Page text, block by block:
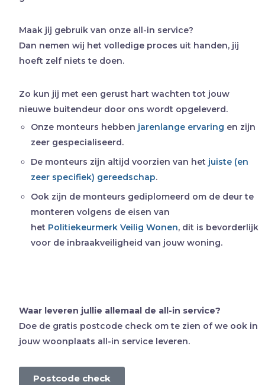
Maak jij gebruik van onze all-in service?
Dan nemen wij het volledige proces uit handen, jij
hoeft zelf niets te doen.
Zo kun jij met een gerust hart wachten tot jouw
nieuwe buitendeur door ons wordt opgeleverd.
Onze monteurs hebben jarenlange ervaring en zijn
zeer gespecialiseerd.
De monteurs zijn altijd voorzien van het juiste (en
zeer specifiek) gereedschap.
Ook zijn de monteurs gediplomeerd om de deur te
monteren volgens de eisen van
het Politiekeurmerk Veilig Wonen, dit is bevorderlijk
voor de inbraakveiligheid van jouw woning.
Waar leveren jullie allemaal de all-in service?
Doe de gratis postcode check om te zien of we ook in
jouw woonplaats all-in service leveren.
Postcode check